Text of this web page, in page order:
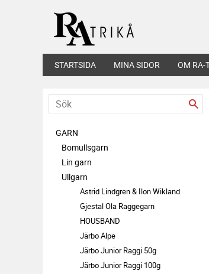
STARTSIDA MINA SIDOR OM RA-
GARN
Bomullsgarn
Lin garn
Ullgarn
Astrid Lindgren & Ilon Wikland
Gjestal Ola Raggegarn
HOUSBAND
Järbo Alpe
Järbo Junior Raggi 50g
Järbo Junior Raggi 100g